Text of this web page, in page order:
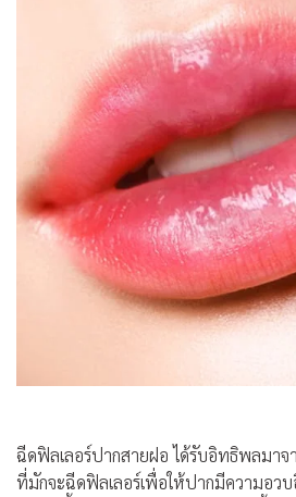
ฉีดฟิลเลอร์ปากสายฝอ ได้รับอิทธิพลมาจ
ที่มักจะฉีดฟิลเลอร์เพื่อให้ปากมีความอว